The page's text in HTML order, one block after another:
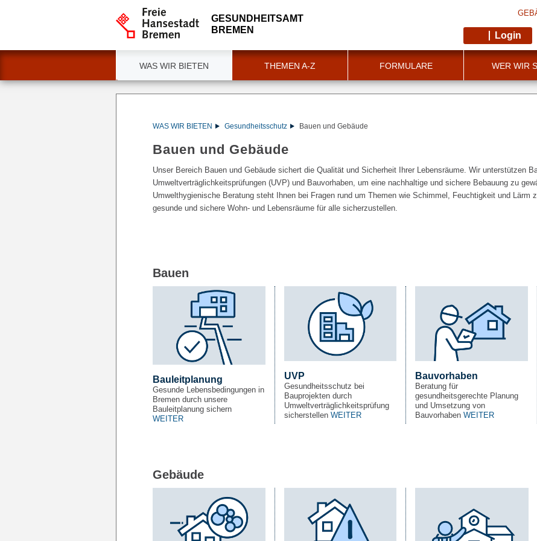
GESUNDHEITSAMT
BREMEN
Login
WAS WIR BIETEN THEMEN A-Z FORMULARE WER WIR
WAS WIR BIETEN Gesundheitsschutz Bauen und Gebäude
Bauen und Gebäude
Unser Bereich Bauen und Gebäude sichert die Qualität und Sicherheit Ihrer Lebensräume. Wir unterstützen
Umweltverträglichkeitsprüfungen (UVP) und Bauvorhaben, um eine nachhaltige und sichere Bebauung zu
Umwelthygienische Beratung steht Ihnen bei Fragen rund um Themen wie Schimmel, Feuchtigkeit und Lärm
gesunde und sichere Wohn- und Lebensräume für alle sicherzustellen.
Bauen
Bauleitplanung
Gesunde Lebensbedingungen in
Bremen durch unsere
Bauleitplanung sichern
WEITER
UVP
Gesundheitsschutz bei
Bauprojekten durch
Umweltverträglichkeitsprüfung
sicherstellen WEITER
Bauvorhaben
Beratung für
gesundheitsgerechte Planung
und Umsetzung von
Bauvorhaben WEITER
Gebäude